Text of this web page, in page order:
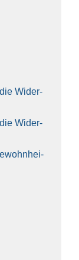
Wider­
Wider­